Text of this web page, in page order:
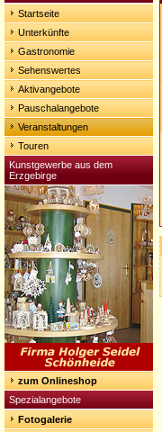
Startseite
Unterkünfte
Gastronomie
Sehenswertes
Aktivangebote
Pauschalangebote
Veranstaltungen
Touren
Kunstgewerbe aus dem
Erzgebirge
zum Onlineshop
Spezialangebote
Fotogalerie